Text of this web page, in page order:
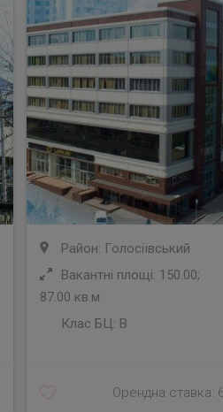
Район: Голосіївський
Вакантні площі: 150.00;
87.00 кв.м
Клас БЦ: B
Орендна ставка: